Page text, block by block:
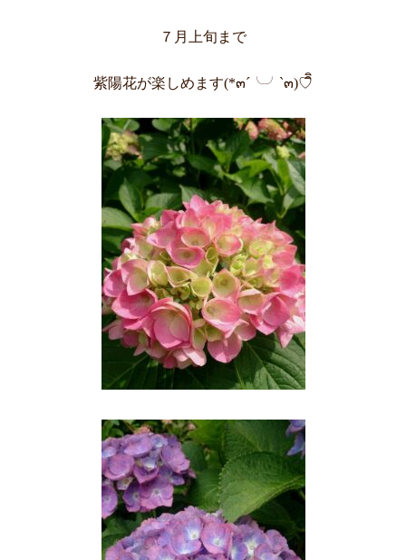
７月上旬まで
紫陽花が楽しめます(*๓´╰╯`๓)♡ิิ